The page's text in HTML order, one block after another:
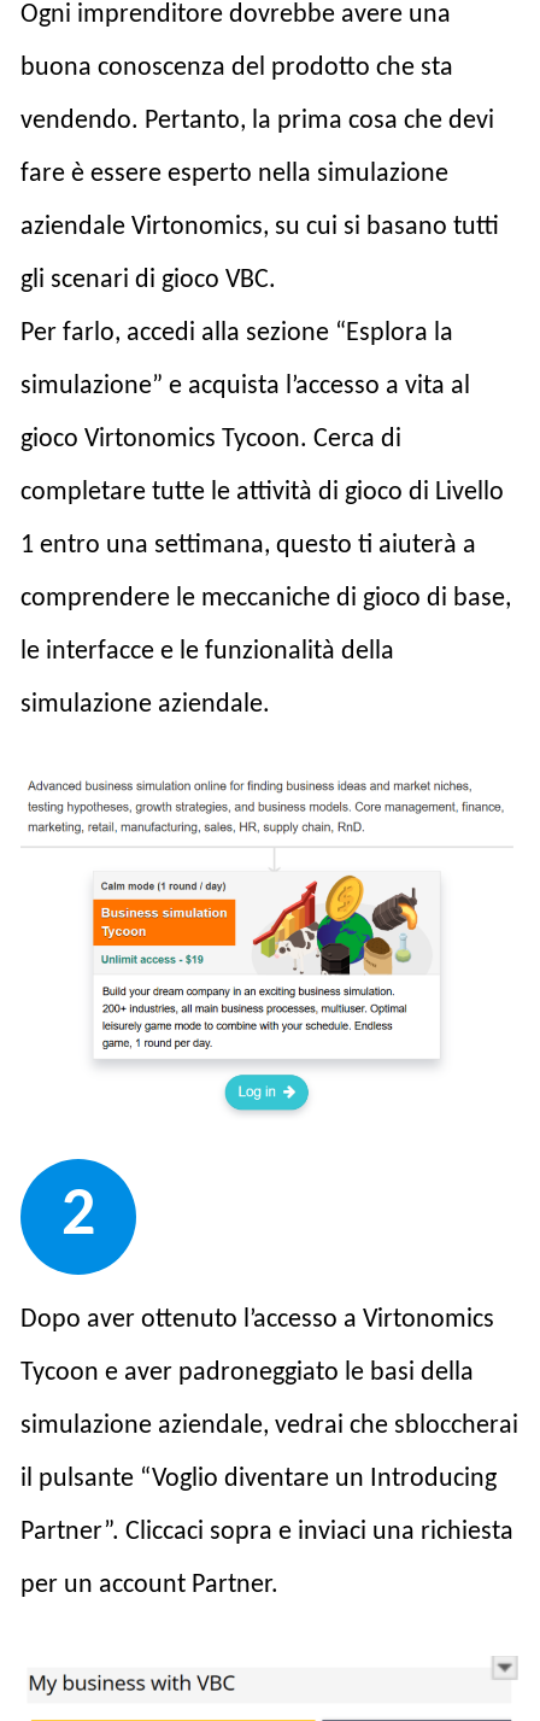
Ogni imprenditore dovrebbe avere una
buona conoscenza del prodotto che sta
vendendo. Pertanto, la prima cosa che devi
fare è essere esperto nella simulazione
aziendale Virtonomics, su cui si basano tutti
gli scenari di gioco VBC.
Per farlo, accedi alla sezione “Esplora la
simulazione” e acquista l’accesso a vita al
gioco Virtonomics Tycoon. Cerca di
completare tutte le attività di gioco di Livello
1 entro una settimana, questo ti aiuterà a
comprendere le meccaniche di gioco di base,
le interfacce e le funzionalità della
simulazione aziendale.
2
Dopo aver ottenuto l’accesso a Virtonomics
Tycoon e aver padroneggiato le basi della
simulazione aziendale, vedrai che sbloccherai
il pulsante “Voglio diventare un Introducing
Partner”. Cliccaci sopra e inviaci una richiesta
per un account Partner.